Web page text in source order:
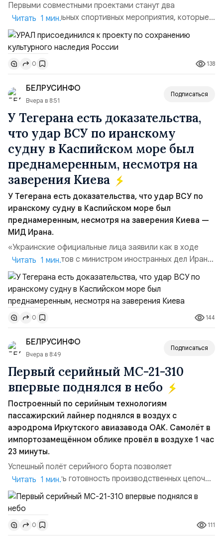
Первыми совместными проектами станут два
благотворительных спортивных мероприятия, которые
пройдут в августе в Ивановской области и объединят
жителей региона, волонтеров и участников со всей
страны. Для УРАЛ это продолжение философии
бренда, основанной на развитии российского
производства и продвижении русского звука.
Компания убеждена, что уважение к с...
Читать 1 мин.
0 138
БЕЛРУСИНФО
Вчера в 8:51
Подписаться
У Тегерана есть доказательства,
что удар ВСУ по иранскому
судну в Каспийском море был
преднамеренным, несмотря на
заверения Киева
У Тегерана есть доказательства, что удар ВСУ по
иранскому судну в Каспийском море был
преднамеренным, несмотря на заверения Киева —
МИД Ирана.
«Украинские официальные лица заявили как в ходе
прямых контактов с министром иностранных дел Ирана,
так и в сообщениях, направленных Ирану, что эта атака
не была преднамеренной», — заявил официальный
представитель МИД Ирана Эсмаил Багаи на пресс-
конференции в Тегеране 3 августа.Иранская сторона
ожидает от Украины практических шагов, которые
подтвер...
Читать 1 мин.
0 144
БЕЛРУСИНФО
Вчера в 8:49
Подписаться
Первый серийный МС-21-310
впервые поднялся в небо
Построенный по серийным технологиям
пассажирский лайнер поднялся в воздух с
аэродрома Иркутского авиазавода ОАК. Самолёт в
импортозамещённом облике провёл в воздухе 1 час
23 минуты.
Успешный полёт серийного борта позволяет
констатировать готовность производственных цепочек
для серийного выпуска машин этого типа, в частности,
первой партии из 18 самолётов. Также завод уже
может приступить к выполнению новых заказов,
утверждённых Правительством России. Параллельно
Читать 1 мин.
0 111